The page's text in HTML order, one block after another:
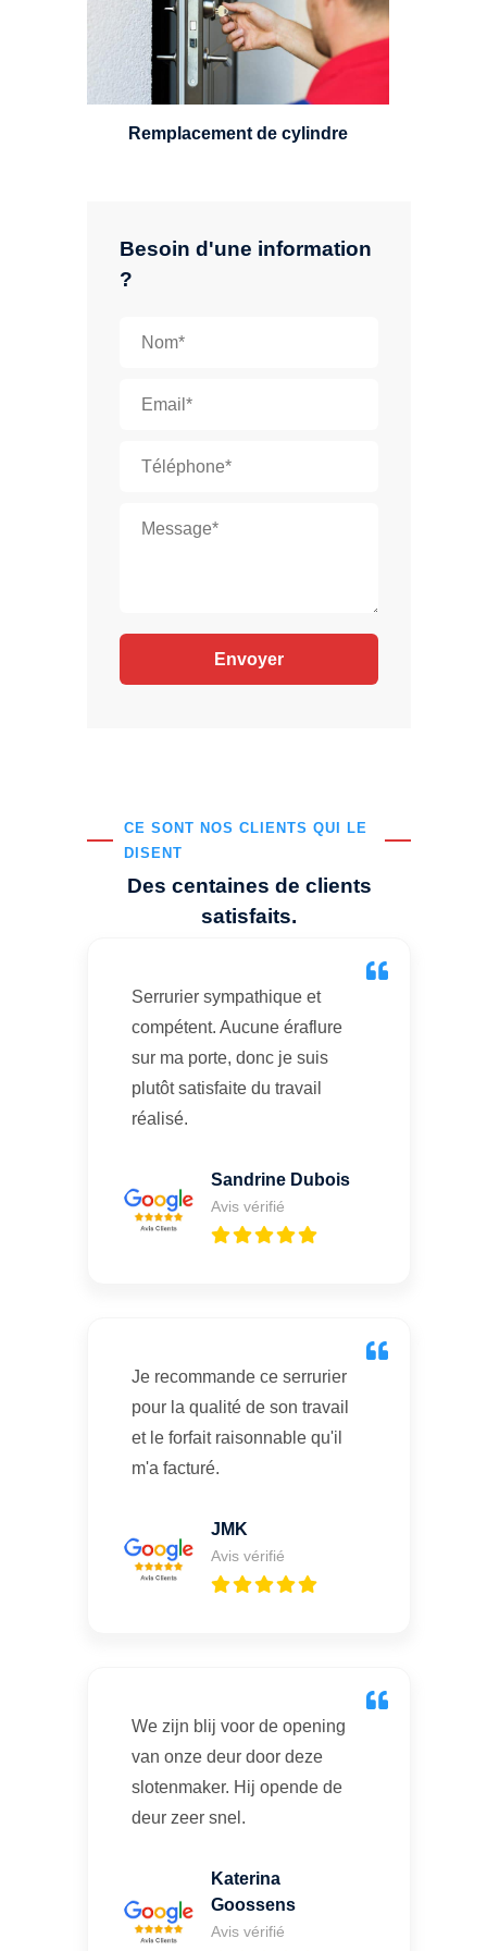
Besoin d'une information
?
CE SONT NOS CLIENTS QUI LE
DISENT
Des centaines de clients
satisfaits.
Serrurier sympathique et
compétent. Aucune éraflure
sur ma porte, donc je suis
plutôt satisfaite du travail
réalisé.
Sandrine Dubois
Avis vérifié
Je recommande ce serrurier
pour la qualité de son travail
et le forfait raisonnable qu'il
m'a facturé.
JMK
Avis vérifié
We zijn blij voor de opening
van onze deur door deze
slotenmaker. Hij opende de
deur zeer snel.
Katerina
Goossens
Avis vérifié
standard, à 5 leviers ou à 3
leviers, Mul-T-Lock ou encore
multipoints.
Remplacement de cylindre